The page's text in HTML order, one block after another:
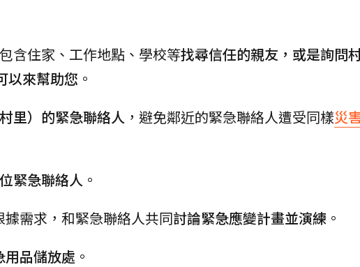
含住家、工作地點、學校等找尋信任的親友，或是詢問
以來幫助您 。
里）的緊急聯絡人 ，避免鄰近的緊急聯絡人遭受同樣災
緊急聯絡人 。
需求，和緊急聯絡人共同討論緊急應變計畫並演練 。
用品儲放處 。